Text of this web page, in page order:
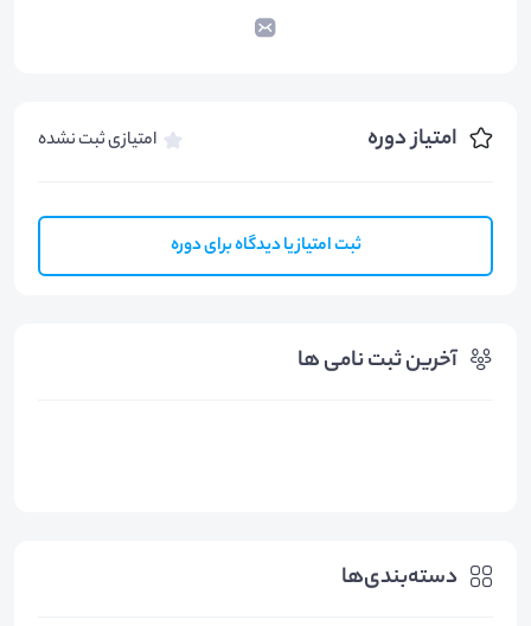
امتیاز دوره امتیازی ثبت نشده
ثبت امتیاز یا دیدگاه برای دوره
آخرین ثبت نامی ها
دسته‌بندی‌ها